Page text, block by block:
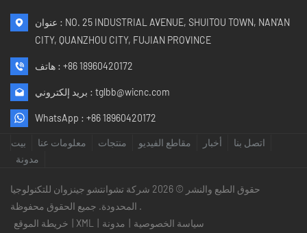
عنوان : NO. 25 INDUSTRIAL AVENUE, SHUITOU TOWN, NAN'AN
CITY, QUANZHOU CITY, FUJIAN PROVINCE
هاتف : +86 18960420172
بريد إلكتروني : tglbb@wicnc.com
WhatsApp : +86 18960420172
بيت معلومات عنا منتجات مقاطع الفيديو أخبار
اتصل بنا
مدونة
حقوق الطبع والنشر © 2026 شركة تشوانتشو جينزوان للتكنولوجيا
المحدودة. جميع الحقوق محفوظة .
خريطة الموقع
XML مدونة سياسة الخصوصية